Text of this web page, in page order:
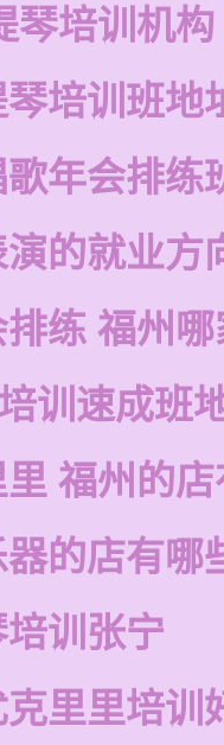
琴培训机构
培训班地
年会排练
的就业方
练 福州
训速成班
福州的
的店有哪
训张宁
里里培训